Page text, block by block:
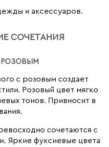
и аксессуаров.
СОЧЕТАНИЯ
РОЗОВЫМ
с розовым создает
Розовый цвет мягко
тонов. Привносит в
сочетаются с
Яркие фуксиевые цвета